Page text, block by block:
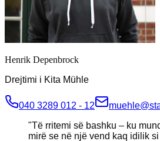
Henrik Depenbrock
Drejtimi i Kita Mühle
040 3289 012 - 12
"Të rritemi së bashku – ku
mirë se në një vend kaq idilik